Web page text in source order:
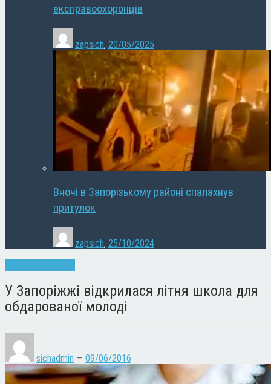
експравоохоронців
zapsich, 20/05/2025
Вночі в Запорізькому районі спалахнув
притулок
zapsich, 25/10/2024
У Запоріжжі відкрилася літня школа для
обдарованої молоді
sichadmin — 09/06/2016